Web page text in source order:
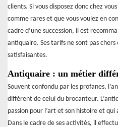
clients. Si vous disposez donc chez
comme rares et que vous voulez en
cadre d’une succession, il est
antiquaire. Ses tarifs ne sont pas
satisfaisantes.
Antiquaire : un métier
Souvent confondu par les profanes,
différent de celui du brocanteur.
passion pour l’art et son histoire et qui
Dans le cadre de ses activités, il